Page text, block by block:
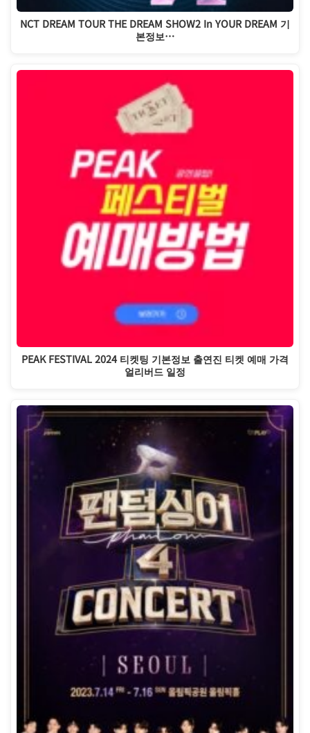
NCT DREAM TOUR THE DREAM SHOW2 In YOUR DREAM 기
본정보…
PEAK FESTIVAL 2024 티켓팅 기본정보 출연진 티켓 예매 가격
얼리버드 일정